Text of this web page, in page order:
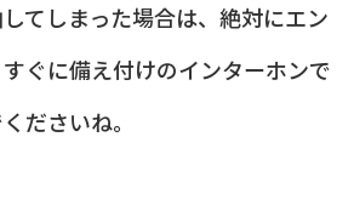
てしまった場合は、絶対にエン
ぐに備え付けのインターホンで
ださいね。